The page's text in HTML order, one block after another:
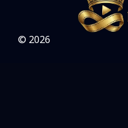
© 2026